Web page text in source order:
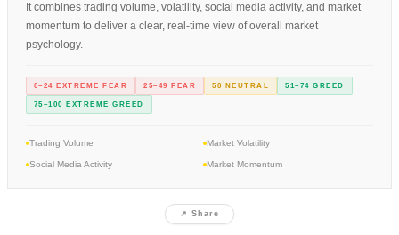
It combines trading volume, volatility, social media activity, and market
momentum to deliver a clear, real-time view of overall market
psychology.
0–24 EXTREME FEAR 25–49 FEAR 50 NEUTRAL 51–74 GREED
75–100 EXTREME GREED
Trading Volume Market Volatility
Social Media Activity Market Momentum
↗ Share